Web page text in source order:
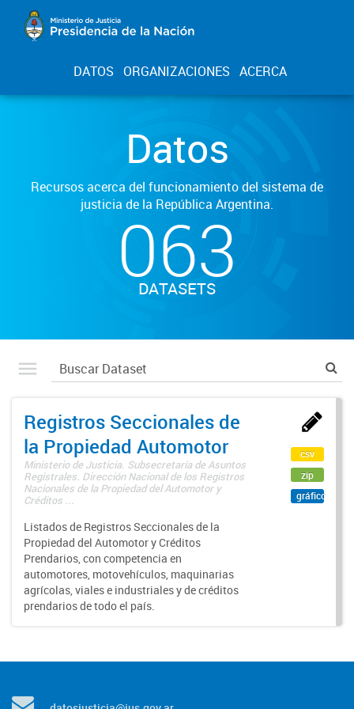
DATOS ORGANIZACIONES ACERCA
Datos
Recursos acerca del funcionamiento del sistema de
justicia de la República Argentina.
063
DATASETS
Registros Seccionales de
la Propiedad Automotor
Ministerio de Justicia. Subsecretaría de Asuntos
Registrales. Dirección Nacional de los Registros
Nacionales de la Propiedad del Automotor y
Créditos ...
Listados de Registros Seccionales de la
Propiedad del Automotor y Créditos
Prendarios, con competencia en
automotores, motovehículos, maquinarias
agrícolas, viales e industriales y de créditos
prendarios de todo el país.
csv
zip
gráfico